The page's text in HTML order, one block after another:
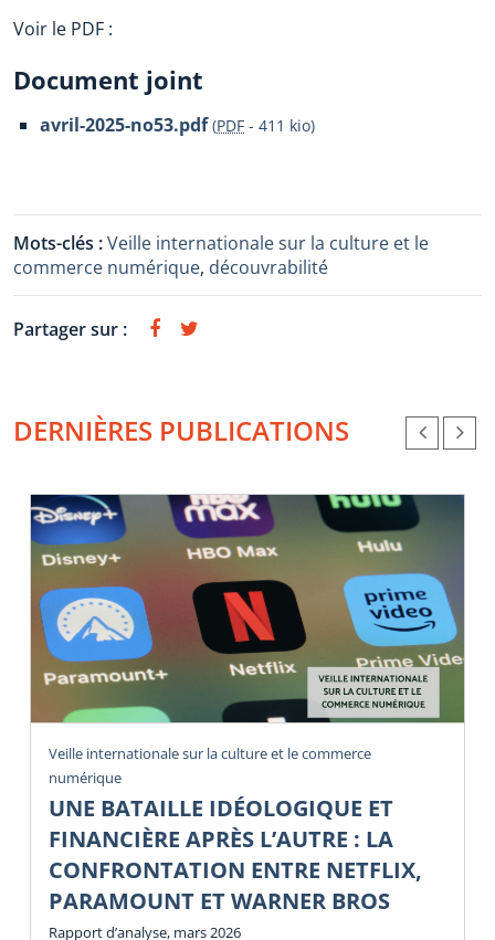
Voir le PDF :
Document joint
avril-2025-no53.pdf (PDF - 411 kio)
Mots-clés :Veille internationale sur la culture et le
commerce numérique, découvrabilité
Partager sur :
DERNIÈRES PUBLICATIONS
Veille internationale sur la culture et le commerce
numérique
UNE BATAILLE IDÉOLOGIQUE ET
FINANCIÈRE APRÈS L’AUTRE : LA
CONFRONTATION ENTRE NETFLIX,
PARAMOUNT ET WARNER BROS
Rapport d’analyse, mars 2026